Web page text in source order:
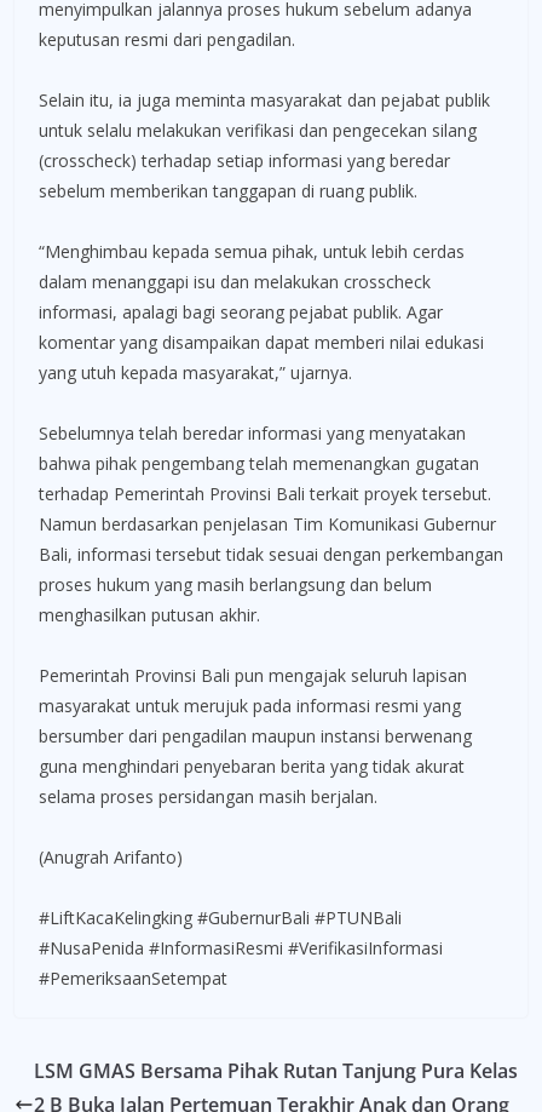
menyimpulkan jalannya proses hukum sebelum adanya
keputusan resmi dari pengadilan.
Selain itu, ia juga meminta masyarakat dan pejabat publik
untuk selalu melakukan verifikasi dan pengecekan silang
(crosscheck) terhadap setiap informasi yang beredar
sebelum memberikan tanggapan di ruang publik.
“Menghimbau kepada semua pihak, untuk lebih cerdas
dalam menanggapi isu dan melakukan crosscheck
informasi, apalagi bagi seorang pejabat publik. Agar
komentar yang disampaikan dapat memberi nilai edukasi
yang utuh kepada masyarakat,” ujarnya.
Sebelumnya telah beredar informasi yang menyatakan
bahwa pihak pengembang telah memenangkan gugatan
terhadap Pemerintah Provinsi Bali terkait proyek tersebut.
Namun berdasarkan penjelasan Tim Komunikasi Gubernur
Bali, informasi tersebut tidak sesuai dengan perkembangan
proses hukum yang masih berlangsung dan belum
menghasilkan putusan akhir.
Pemerintah Provinsi Bali pun mengajak seluruh lapisan
masyarakat untuk merujuk pada informasi resmi yang
bersumber dari pengadilan maupun instansi berwenang
guna menghindari penyebaran berita yang tidak akurat
selama proses persidangan masih berjalan.
(Anugrah Arifanto)
#LiftKacaKelingking #GubernurBali #PTUNBali
#NusaPenida #InformasiResmi #VerifikasiInformasi
#PemeriksaanSetempat
LSM GMAS Bersama Pihak Rutan Tanjung Pura Kelas
2 B Buka Jalan Pertemuan Terakhir Anak dan Orang